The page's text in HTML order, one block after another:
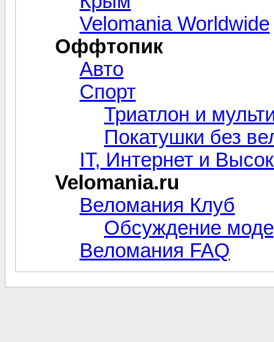
Velomania Worldwide
Оффтопик
Авто
Спорт
Триатлон и
Покатушки без
IT, Интернет и
Velomania.ru
Веломания Клуб
Обсуждение
Веломания FAQ